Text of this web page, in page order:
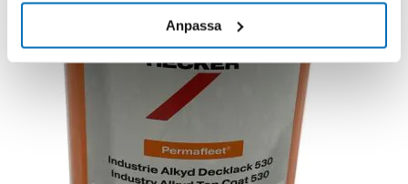
Anpassa